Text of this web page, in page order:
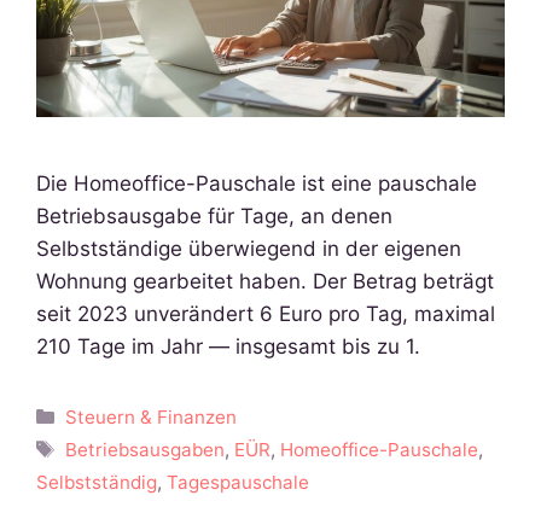
Die Homeoffice-Pauschale ist eine pauschale
Betriebsausgabe für Tage, an denen
Selbstständige überwiegend in der eigenen
Wohnung gearbeitet haben. Der Betrag beträgt
seit 2023 unverändert 6 Euro pro Tag, maximal
210 Tage im Jahr — insgesamt bis zu 1.
Kategorien
Steuern & Finanzen
Schlagwörter
Betriebsausgaben, EÜR, Homeoffice-Pauschale,
Selbstständig, Tagespauschale